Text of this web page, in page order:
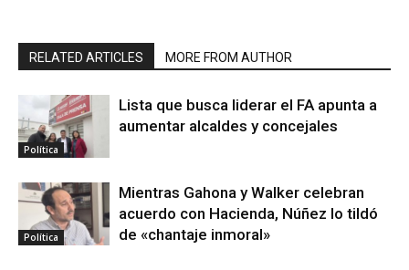
RELATED ARTICLES MORE FROM AUTHOR
Política
Lista que busca liderar el FA apunta a
aumentar alcaldes y concejales
Política
Mientras Gahona y Walker celebran
acuerdo con Hacienda, Núñez lo tildó
de «chantaje inmoral»